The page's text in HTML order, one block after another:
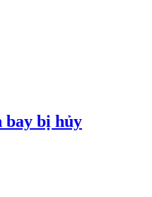
bay bị hủy